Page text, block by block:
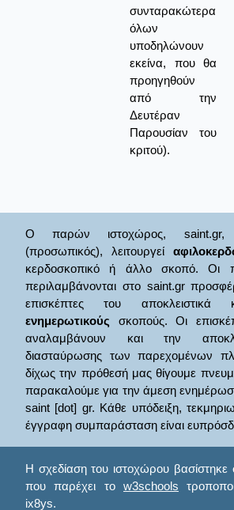
συνταρακώτερα
όλων
υποδηλώνουν
εκείνα, που θα
προηγηθούν
από την
Δευτέραν
Παρουσίαν του
κριτού).
Ο παρών ιστοχώρος, saint.gr,
(προσωπικός), λειτουργεί
κερδοσκοπικό ή άλλο σκοπό. Οι
περιλαμβάνονται στο saint.gr
επισκέπτες του
ενημερωτικούς σκοπούς. Οι
αναλαμβάνουν και την
διασταύρωσης των παρεχομένων
δίχως την πρόθεσή μας θίγουμε
παρακαλούμε για την άμεση
saint [dot] gr. Κάθε υπόδειξη,
έγγραφη συμπαράσταση είναι
Η σχεδίαση του ιστοχώρου
που παρέχει το w3schools
ix8ys.